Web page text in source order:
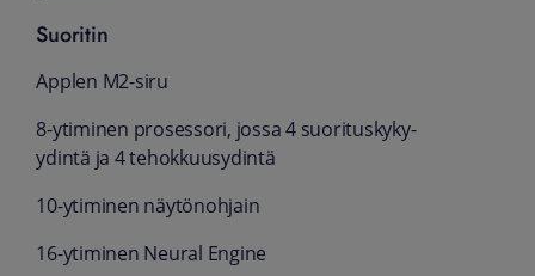
Suoritin
Applen M2-siru
8-ytiminen prosessori, jossa 4 suorituskyky-
ydintä ja 4 tehokkuus­ydintä
10-ytiminen näytönohjain
16-ytiminen Neural Engine